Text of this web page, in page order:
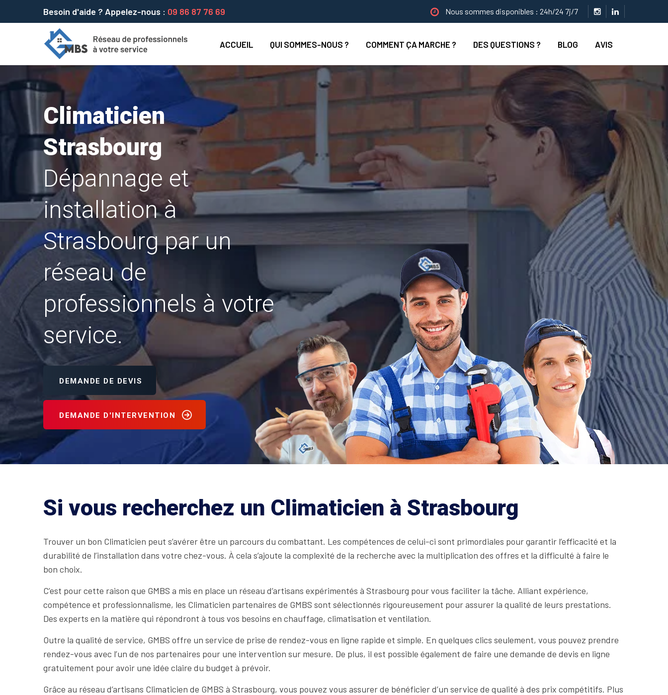
Besoin d'aide ? Appelez-nous : 09 86 87 76 69 Nous sommes disponibles : 24h/24 7j/7
ACCUEIL QUI SOMMES-NOUS ? COMMENT ÇA MARCHE ? DES QUESTIONS ? BLOG AVIS
Climaticien
Strasbourg
Dépannage et
installation à
Strasbourg par un
réseau de
professionnels à votre
service.
DEMANDE DE DEVIS
DEMANDE D'INTERVENTION
Si vous recherchez un Climaticien à Strasbourg
Trouver un bon Climaticien peut s’avérer être un parcours du combattant. Les compétences de celui-ci sont primordiales pour garantir l’efficacité et la
durabilité de l’installation dans votre chez-vous. À cela s’ajoute la complexité de la recherche avec la multiplication des offres et la difficulté à faire le
bon choix.
C’est pour cette raison que GMBS a mis en place un réseau d’artisans expérimentés à Strasbourg pour vous faciliter la tâche. Alliant expérience,
compétence et professionnalisme, les Climaticien partenaires de GMBS sont sélectionnés rigoureusement pour assurer la qualité de leurs prestations.
Des experts en la matière qui répondront à tous vos besoins en chauffage, climatisation et ventilation.
Outre la qualité de service, GMBS offre un service de prise de rendez-vous en ligne rapide et simple. En quelques clics seulement, vous pouvez prendre
rendez-vous avec l’un de nos partenaires pour une intervention sur mesure. De plus, il est possible également de faire une demande de devis en ligne
gratuitement pour avoir une idée claire du budget à prévoir.
Grâce au réseau d’artisans Climaticien de GMBS à Strasbourg, vous pouvez vous assurer de bénéficier d’un service de qualité à des prix compétitifs. Plus